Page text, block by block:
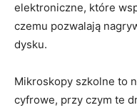
elektroniczne, które
czemu pozwalają
dysku.
Mikroskopy szkolne to
cyfrowe, przy czym te